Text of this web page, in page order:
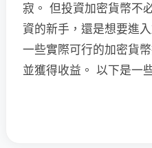
寂。 但投資加密貨幣不
資的新手，還是想要進
一些實際可行的加密貨
並獲得收益。 以下是一